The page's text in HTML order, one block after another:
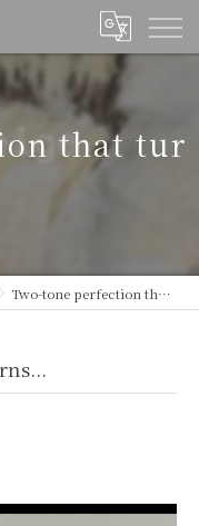
that tur
Two-tone perfection that turns...